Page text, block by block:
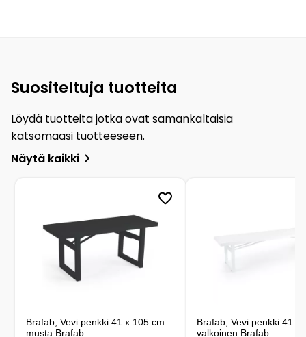
Suositeltuja tuotteita
Löydä tuotteita jotka ovat samankaltaisia
katsomaasi tuotteeseen.
Näytä kaikki
Brafab, Vevi penkki 41 x 105 cm
musta Brafab
Brafab, Vevi penkki 41 x
valkoinen Brafab